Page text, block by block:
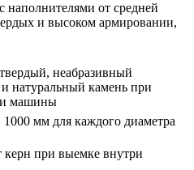
наполнителями от средней
и высоком армировании,
неабразивный
натуральный камень при
машины
мм для каждого диаметра
керн при выемке внутри